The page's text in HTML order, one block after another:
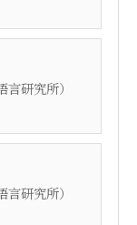
研究所）
研究所）